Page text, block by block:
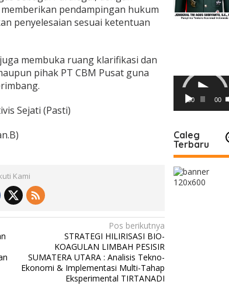
pendampingan hukum
penyelesaian sesuai ketentuan
membuka ruang klarifikasi dan
pihak PT CBM Pusat guna
Sejati (Pasti)
Kami
Pos berikutnya
STRATEGI HILIRISASI BIO-
KOAGULAN LIMBAH PESISIR
SUMATERA UTARA : Analisis Tekno-
Ekonomi & Implementasi Multi-Tahap
Eksperimental TIRTANADI
Pemutar
Video
00:00 00:00
Caleg
Terbaru